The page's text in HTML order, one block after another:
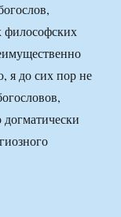
философских
я до сих пор не